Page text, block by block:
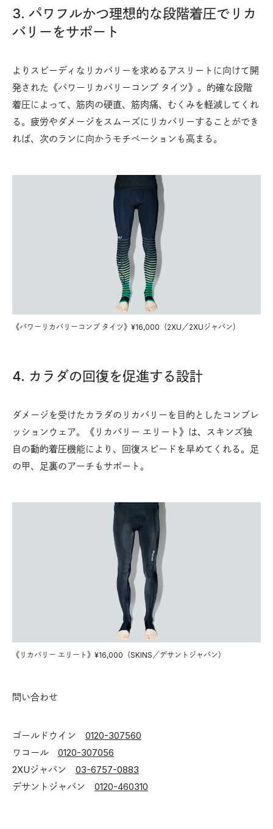
3. パワフルかつ理想的な段階着圧でリカ
バリーをサポート
よりスピーディなリカバリーを求めるアスリートに向けて開
発された《パワーリカバリーコンプ タイツ》。的確な段階
着圧によって、筋肉の硬直、筋肉痛、むくみを軽減してくれ
る。疲労やダメージをスムーズにリカバリーすることができ
れば、次のランに向かうモチベーションも高まる。
《パワーリカバリーコンプ タイツ》¥16,000（2XU／2XUジャパン）
4. カラダの回復を促進する設計
ダメージを受けたカラダのリカバリーを目的としたコンプレ
ッションウェア。《リカバリー エリート》は、スキンズ独
自の動的着圧機能により、回復スピードを早めてくれる。足
の甲、足裏のアーチもサポート。
《リカバリー エリート》¥16,000（SKINS／デサントジャパン）
問い合わせ
ゴールドウイン 0120-307560
ワコール 0120-307056
2XUジャパン 03-6757-0883
デサントジャパン 0120-460310